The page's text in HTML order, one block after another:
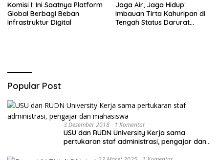
Komisi I: Ini Saatnya Platform
Global Berbagi Beban
Infrastruktur Digital
Jaga Air, Jaga Hidup:
Imbauan Tirta Kahuripan di
Tengah Status Darurat
Popular Post
3 Desember 2018 1 Komentar
USU dan RUDN University Kerja sama
pertukaran staf administrasi, pengajar dan